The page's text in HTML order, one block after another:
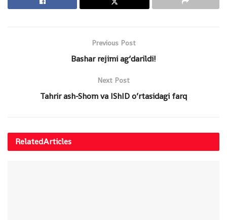
Previous Post
Bashar rejimi ag‘darildi!
Next Post
Tahrir ash-Shom va IShID o’rtasidagi farq
RelatedArticles